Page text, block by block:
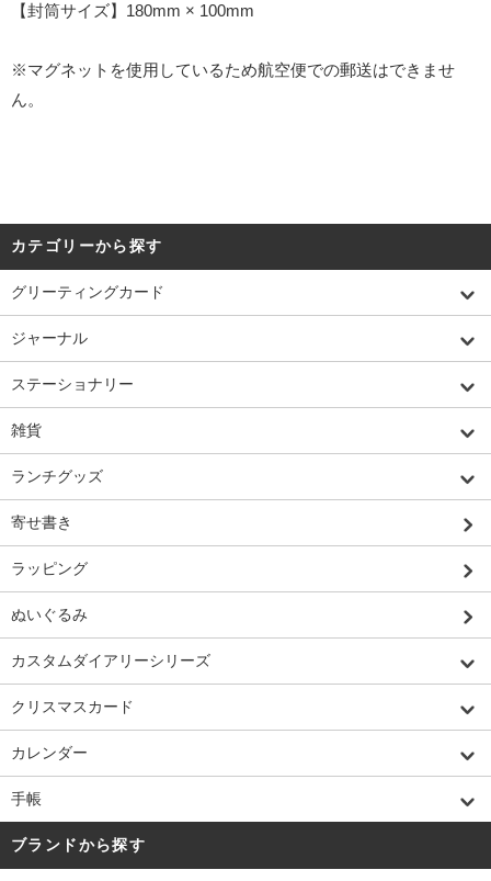
【封筒サイズ】180mm × 100mm
※マグネットを使用しているため航空便での郵送はできませ
ん。
カテゴリーから探す
グリーティングカード
ジャーナル
ステーショナリー
雑貨
ランチグッズ
寄せ書き
ラッピング
ぬいぐるみ
カスタムダイアリーシリーズ
クリスマスカード
カレンダー
手帳
ブランドから探す